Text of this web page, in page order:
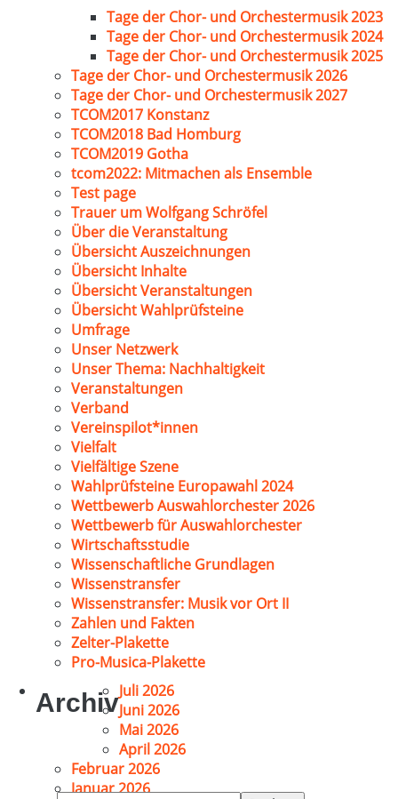
Tage der Chor- und Orchestermusik 2023
Tage der Chor- und Orchestermusik 2024
Tage der Chor- und Orchestermusik 2025
Tage der Chor- und Orchestermusik 2026
Tage der Chor- und Orchestermusik 2027
TCOM2017 Konstanz
TCOM2018 Bad Homburg
TCOM2019 Gotha
tcom2022: Mitmachen als Ensemble
Test page
Trauer um Wolfgang Schröfel
Über die Veranstaltung
Übersicht Auszeichnungen
Übersicht Inhalte
Übersicht Veranstaltungen
Übersicht Wahlprüfsteine
Umfrage
Unser Netzwerk
Unser Thema: Nachhaltigkeit
Veranstaltungen
Verband
Vereinspilot*innen
Vielfalt
Vielfältige Szene
Wahlprüfsteine Europawahl 2024
Wettbewerb Auswahlorchester 2026
Wettbewerb für Auswahlorchester
Wirtschaftsstudie
Wissenschaftliche Grundlagen
Wissenstransfer
Wissenstransfer: Musik vor Ort II
Zahlen und Fakten
Zelter-Plakette
Pro-Musica-Plakette
ArchivJuli 2026
Juni 2026
Mai 2026
April 2026
Februar 2026
Januar 2026